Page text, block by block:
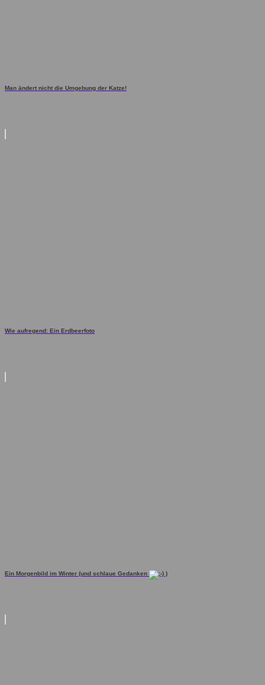
Man ändert nicht die Umgebung der Katze!
Wie aufregend: Ein Erdbeerfoto
Ein Morgenbild im Winter (und schlaue Gedanken )